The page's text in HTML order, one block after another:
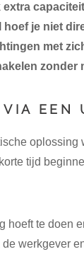
je niet
met
zonder
EEN
tijd
hoeft te doen
werkgever